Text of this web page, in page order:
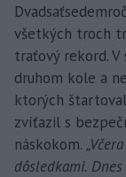
všetkých troch
traťový rekord.
druhom kole a
ktorých
zvíťazil s
náskokom.
dôsledkami.